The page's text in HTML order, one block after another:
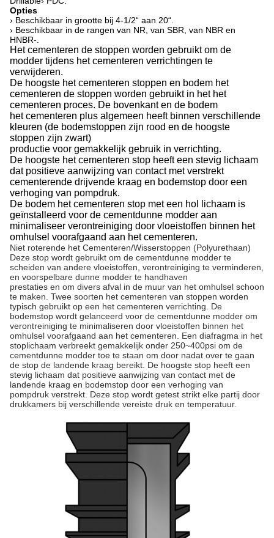
Opties
› Beschikbaar in grootte bij 4-1/2“ aan 20“.
› Beschikbaar in de rangen van NR, van SBR, van NBR en
HNBR-.
Het cementeren de stoppen worden gebruikt om de
modder tijdens het cementeren verrichtingen te
verwijderen.
De hoogste het cementeren stoppen en bodem het
cementeren de stoppen worden gebruikt in het het
cementeren proces. De bovenkant en de bodem
het cementeren plus algemeen heeft binnen verschillende
kleuren (de bodemstoppen zijn rood en de hoogste
stoppen zijn zwart)
productie voor gemakkelijk gebruik in verrichting.
De hoogste het cementeren stop heeft een stevig lichaam
dat positieve aanwijzing van contact met verstrekt
cementerende drijvende kraag en bodemstop door een
verhoging van pompdruk.
De bodem het cementeren stop met een hol lichaam is
geïnstalleerd voor de cementdunne modder aan
minimaliseer verontreiniging door vloeistoffen binnen het
omhulsel voorafgaand aan het cementeren.
Niet roterende het Cementeren/Wisserstoppen (Polyurethaan)
Deze stop wordt gebruikt om de cementdunne modder te
scheiden van andere vloeistoffen, verontreiniging te verminderen,
en voorspelbare dunne modder te handhaven
prestaties en om divers afval in de muur van het omhulsel schoon
te maken. Twee soorten het cementeren van stoppen worden
typisch gebruikt op een het cementeren verrichting. De
bodemstop wordt gelanceerd voor de cementdunne modder om
verontreiniging te minimaliseren door vloeistoffen binnen het
omhulsel voorafgaand aan het cementeren. Een diafragma in het
stoplichaam verbreekt gemakkelijk onder 250~400psi om de
cementdunne modder toe te staan om door nadat over te gaan
de stop de landende kraag bereikt. De hoogste stop heeft een
stevig lichaam dat positieve aanwijzing van contact met de
landende kraag en bodemstop door een verhoging van
pompdruk verstrekt. Deze stop wordt getest strikt elke partij door
drukkamers bij verschillende vereiste druk en temperatuur.